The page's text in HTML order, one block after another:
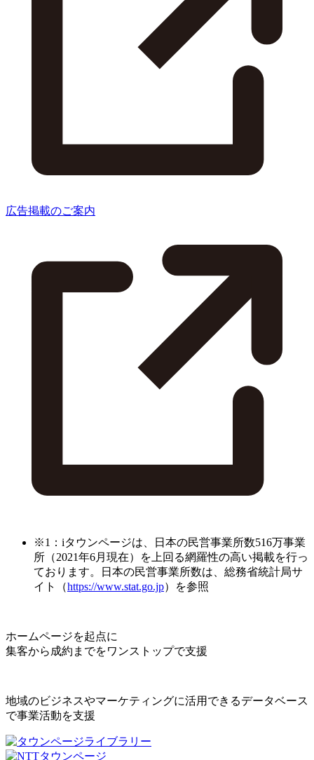
広告掲載のご案内
※1：iタウンページは、日本の民営事業所数516万事業
所（2021年6月現在）を上回る網羅性の高い掲載を行っ
ております。日本の民営事業所数は、総務省統計局サ
イト（https://www.stat.go.jp）を参照
ホームページを起点に
集客から成約までをワンストップで支援
地域のビジネスやマーケティングに活用できるデータベース
で事業活動を支援